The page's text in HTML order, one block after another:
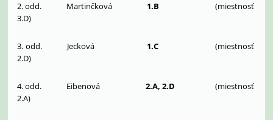
2. odd. Martinčková 1.B
(miestnosť
3.D)
3. odd. Jecková 1.C
(miestnosť
2.D)
4. odd. Eibenová 2.A, 2.D (miestnosť
2.A)